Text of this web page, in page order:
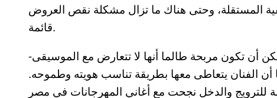
المستقلة، وحتى هناك ما تزال مشكلة نقص العروض
قائمة.
-الإعلانات والأغاني الممولة هي أحد الطرق التي يمكن أن تكون مربحة طالما أنها لا تتعارض مع الموسيقى
أن الفنان يتعاطى معها بطريقة تناسب هويته وطموحه.